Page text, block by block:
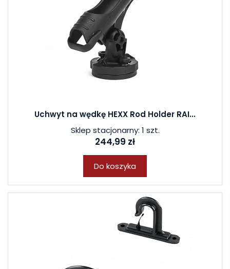
Uchwyt na wędkę HEXX Rod Holder RAI...
Sklep stacjonarny: 1 szt.
244,99 zł
Do koszyka